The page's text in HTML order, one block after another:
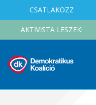
CSATLAKOZZ
AKTIVISTA LESZEK!